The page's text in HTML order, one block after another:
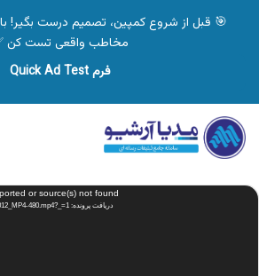
مخاطب واقعی تست کن
فرم Quick Ad Test
نمایشگر
ویدیو or source(s) not found
دریافت پرونده: https://cdn.mediaarshiv.ir/files/kh930057-012_MP4-480.mp4?_=1